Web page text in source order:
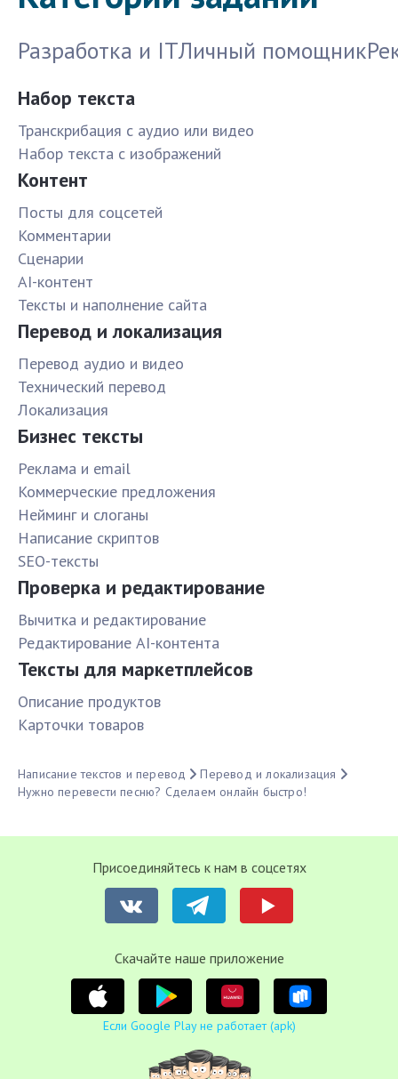
Разработка и ITЛичный помощник
Набор текста
Транскрибация с аудио или видео
Набор текста с изображений
Контент
Посты для соцсетей
Комментарии
Сценарии
AI-контент
Тексты и наполнение сайта
Перевод и локализация
Перевод аудио и видео
Технический перевод
Локализация
Бизнес тексты
Реклама и email
Коммерческие предложения
Нейминг и слоганы
Написание скриптов
SEO-тексты
Проверка и редактирование
Вычитка и редактирование
Редактирование AI-контента
Тексты для маркетплейсов
Описание продуктов
Карточки товаров
Написание текстов и перевод
Перевод и локализация
Нужно перевести песню? Сделаем онлайн быстро!
Присоединяйтесь к нам в соцсетях
Cкачайте наше приложение
Если Google Play не работает (apk)